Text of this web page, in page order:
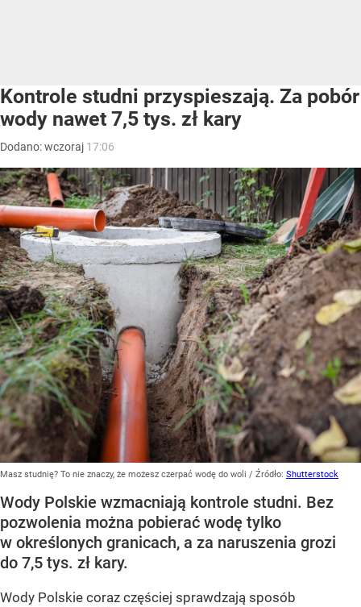
Kontrole studni przyspieszają. Za pobór
wody nawet 7,5 tys. zł kary
Dodano:wczoraj 17:06
Masz studnię? To nie znaczy, że możesz czerpać wodę do woli / Źródło: Shutterstock
Wody Polskie wzmacniają kontrole studni. Bez
pozwolenia można pobierać wodę tylko
w określonych granicach, a za naruszenia grozi
do 7,5 tys. zł kary.
Wody Polskie coraz częściej sprawdzają sposób